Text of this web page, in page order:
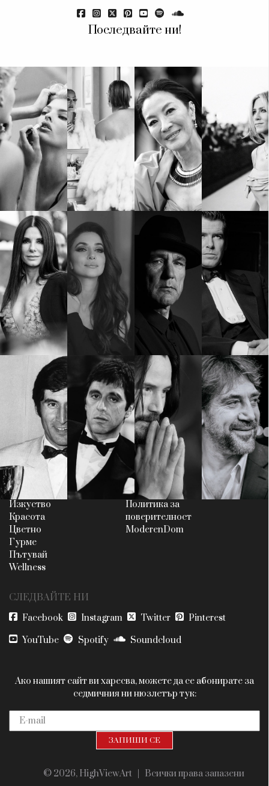
Последвайте ни!
КАТЕГОРИИ
Wine&Dine
Подкасти
Мода
Dialogue
Изкуство
Красота
Цветно
Гурме
Пътувай
Wellness
ЗА НАС
Условия за
ползване
За нас
Реклама
Политика за
поверителност
ModerenDom
СЛЕДВАЙТЕ НИ
Facebook Instagram Twitter
Pinterest
YouTube
Spotify Soundcloud
Ако нашият сайт ви харесва, можете да се абонирате за
седмичния ни нюзлетър тук:
© 2026, HighViewArt | Всички права запазени